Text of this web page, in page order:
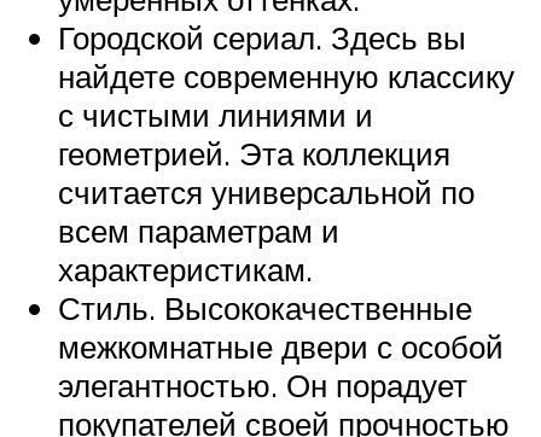
Городской сериал. Здесь вы
найдете современную классику
с чистыми линиями и
геометрией. Эта коллекция
считается универсальной по
всем параметрам и
характеристикам.
Стиль. Высококачественные
межкомнатные двери с особой
элегантностью. Он порадует
покупателей своей прочностью